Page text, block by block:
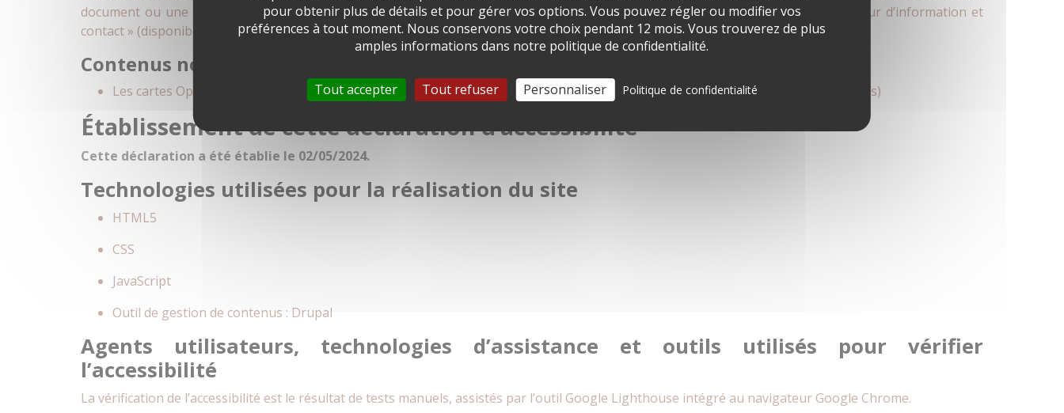
document ou une alternative accessible, nous vous invitons à nous contacter via un des moyens proposés dans la partie « Retour d’information et
contact » (disponible plus bas dans cette page) en indiquant le nom du document concerné.
Contenus non soumis à l’obligation d’accessibilité
Les cartes Open Street Map présentes sur le site possèdent des alternatives (contenu texte, liste déroulante) (motif : service tiers)
Établissement de cette déclaration d’accessibilité
Cette déclaration a été établie le 02/05/2024.
Technologies utilisées pour la réalisation du site
HTML5
CSS
JavaScript
Outil de gestion de contenus : Drupal
Agents utilisateurs, technologies d’assistance et outils utilisés pour vérifier
l’accessibilité
La vérification de l’accessibilité est le résultat de tests manuels, assistés par l’outil Google Lighthouse intégré au navigateur Google Chrome.
pour obtenir plus de détails et pour gérer vos options. Vous pouvez régler ou modifier vos
préférences à tout moment. Nous conservons votre choix pendant 12 mois. Vous trouverez de plus
amples informations dans notre politique de confidentialité.
Tout accepter Tout refuser Personnaliser Politique de confidentialité